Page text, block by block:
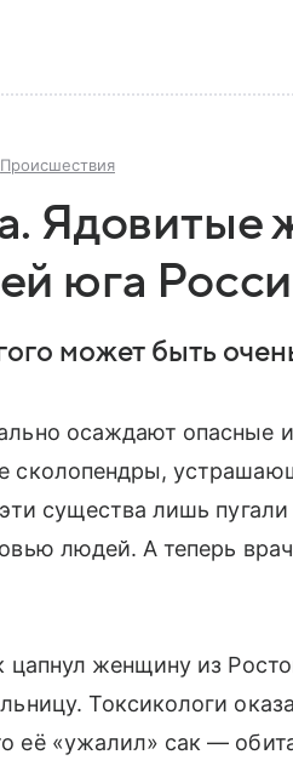
Происшествия
Ядовитые
юга
может быть
осаждают опасные
сколопендры,
существа лишь
людей. А теперь
женщину из
Токсикологи
«ужалил» сак —